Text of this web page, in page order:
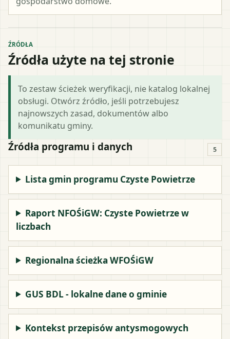
ŹRÓDŁA
Źródła użyte na tej stronie
To zestaw ścieżek weryfikacji, nie katalog lokalnej
obsługi. Otwórz źródło, jeśli potrzebujesz
najnowszych zasad, dokumentów albo
komunikatu gminy.
Źródła programu i danych 5
Lista gmin programu Czyste Powietrze
Raport NFOŚiGW: Czyste Powietrze w
liczbach
Regionalna ścieżka WFOŚiGW
GUS BDL - lokalne dane o gminie
Kontekst przepisów antysmogowych